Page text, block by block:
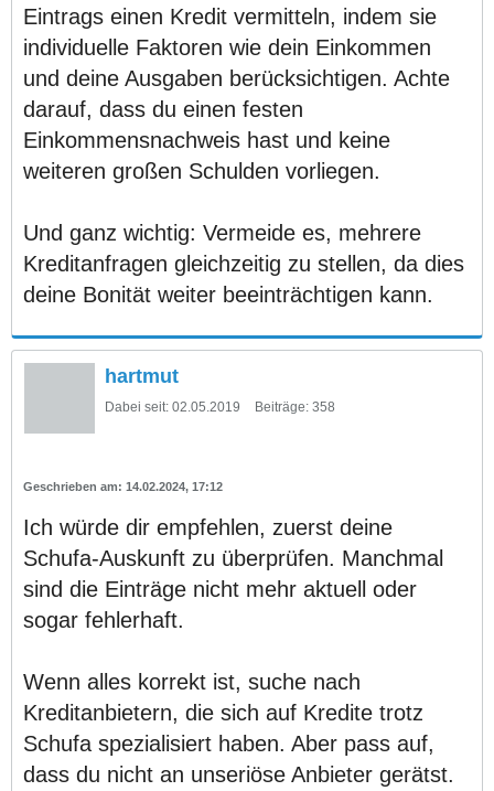
Eintrags einen Kredit vermitteln, indem sie
individuelle Faktoren wie dein Einkommen
und deine Ausgaben berücksichtigen. Achte
darauf, dass du einen festen
Einkommensnachweis hast und keine
weiteren großen Schulden vorliegen.
Und ganz wichtig: Vermeide es, mehrere
Kreditanfragen gleichzeitig zu stellen, da dies
deine Bonität weiter beeinträchtigen kann.
hartmut
Dabei seit: 02.05.2019 Beiträge: 358
14.02.2024, 17:12
Ich würde dir empfehlen, zuerst deine
Schufa-Auskunft zu überprüfen. Manchmal
sind die Einträge nicht mehr aktuell oder
sogar fehlerhaft.
Wenn alles korrekt ist, suche nach
Kreditanbietern, die sich auf Kredite trotz
Schufa spezialisiert haben. Aber pass auf,
dass du nicht an unseriöse Anbieter gerätst.